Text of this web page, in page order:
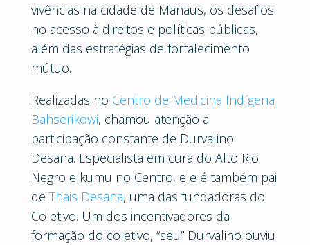
vivências na cidade de Manaus, os desafios
no acesso à direitos e políticas públicas,
além das estratégias de fortalecimento
mútuo.
Realizadas no Centro de Medicina Indígena
Bahserikowi, chamou atenção a
participação constante de Durvalino
Desana. Especialista em cura do Alto Rio
Negro e kumu no Centro, ele é também pai
de Thais Desana, uma das fundadoras do
Coletivo. Um dos incentivadores da
formação do coletivo, “seu” Durvalino ouviu